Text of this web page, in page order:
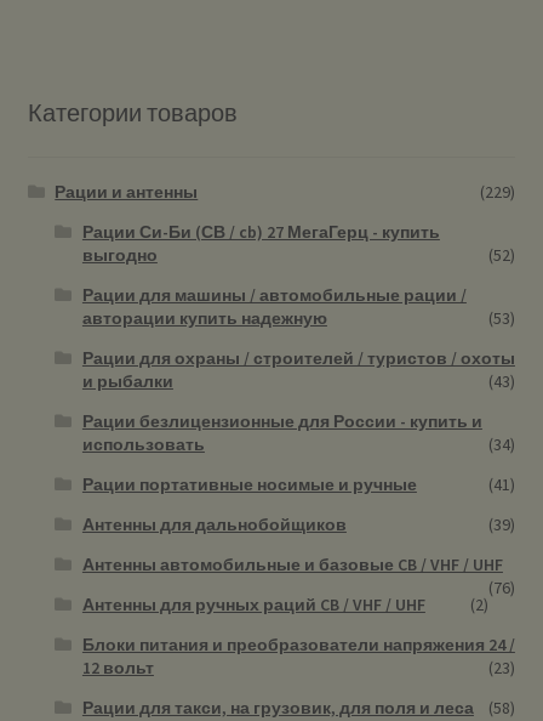
Категории товаров
Рации и антенны
(229)
Рации Си-Би (СВ / cb) 27 МегаГерц - купить
выгодно
(52)
Рации для машины / автомобильные рации /
авторации купить надежную
(53)
Рации для охраны / строителей / туристов / охоты
и рыбалки
(43)
Рации безлицензионные для России - купить и
использовать
(34)
Рации портативные носимые и ручные
(41)
Антенны для дальнобойщиков
(39)
Антенны автомобильные и базовые CB / VHF / UHF
(76)
Антенны для ручных раций CB / VHF / UHF
(2)
Блоки питания и преобразователи напряжения 24 /
12 вольт
(23)
Рации для такси, на грузовик, для поля и леса
(58)